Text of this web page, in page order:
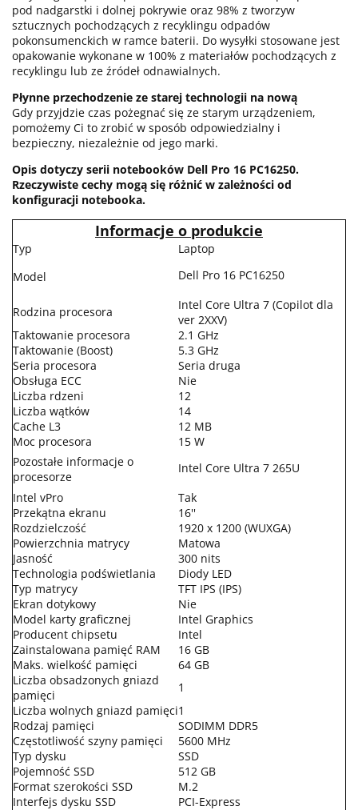
pod nadgarstki i dolnej pokrywie oraz 98% z tworzyw
sztucznych pochodzących z recyklingu odpadów
pokonsumenckich w ramce baterii. Do wysyłki stosowane jest
opakowanie wykonane w 100% z materiałów pochodzących z
recyklingu lub ze źródeł odnawialnych.
Płynne przechodzenie ze starej technologii na nową
Gdy przyjdzie czas pożegnać się ze starym urządzeniem,
pomożemy Ci to zrobić w sposób odpowiedzialny i
bezpieczny, niezależnie od jego marki.
Opis dotyczy serii notebooków Dell Pro 16 PC16250.
Rzeczywiste cechy mogą się różnić w zależności od
konfiguracji notebooka.
Informacje o produkcie
Typ
Laptop
Model
Dell Pro 16 PC16250
Rodzina procesora
Intel Core Ultra 7 (Copilot dla
ver 2XXV)
Taktowanie procesora
2.1 GHz
Taktowanie (Boost)
5.3 GHz
Seria procesora
Seria druga
Obsługa ECC
Nie
Liczba rdzeni
12
Liczba wątków
14
Cache L3
12 MB
Moc procesora
15 W
Pozostałe informacje o
procesorze
Intel Core Ultra 7 265U
Intel vPro
Tak
Przekątna ekranu
16''
Rozdzielczość
1920 x 1200 (WUXGA)
Powierzchnia matrycy
Matowa
Jasność
300 nits
Technologia podświetlania
Diody LED
Typ matrycy
TFT IPS (IPS)
Ekran dotykowy
Nie
Model karty graficznej
Intel Graphics
Producent chipsetu
Intel
Zainstalowana pamięć RAM
16 GB
Maks. wielkość pamięci
64 GB
Liczba obsadzonych gniazd
pamięci
1
Liczba wolnych gniazd pamięci1
Rodzaj pamięci
SODIMM DDR5
Częstotliwość szyny pamięci
5600 MHz
Typ dysku
SSD
Pojemność SSD
512 GB
Format szerokości SSD
M.2
Interfejs dysku SSD
PCI-Express